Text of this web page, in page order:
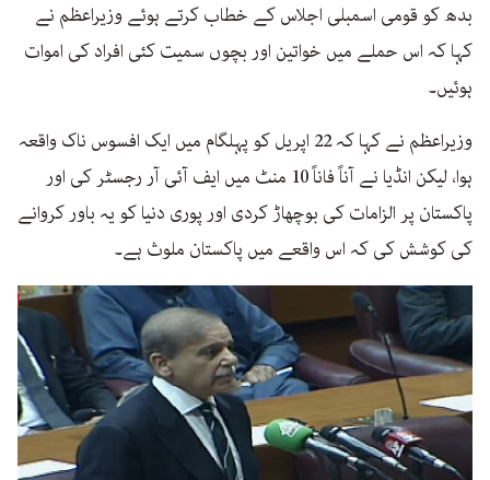
بدھ کو قومی اسمبلی اجلاس کے خطاب کرتے ہوئے وزیراعظم نے
کہا کہ اس حملے میں خواتین اور بچوں سمیت کئی افراد کی اموات
ہوئیں۔
وزیراعظم نے کہا کہ 22 اپریل کو پہلگام میں ایک افسوس ناک واقعہ
ہوا، لیکن انڈیا نے آناً فاناً 10 منٹ میں ایف آئی آر رجسٹر کی اور
پاکستان پر الزامات کی بوچھاڑ کردی اور پوری دنیا کو یہ باور کروانے
کی کوشش کی کہ اس واقعے میں پاکستان ملوث ہے۔